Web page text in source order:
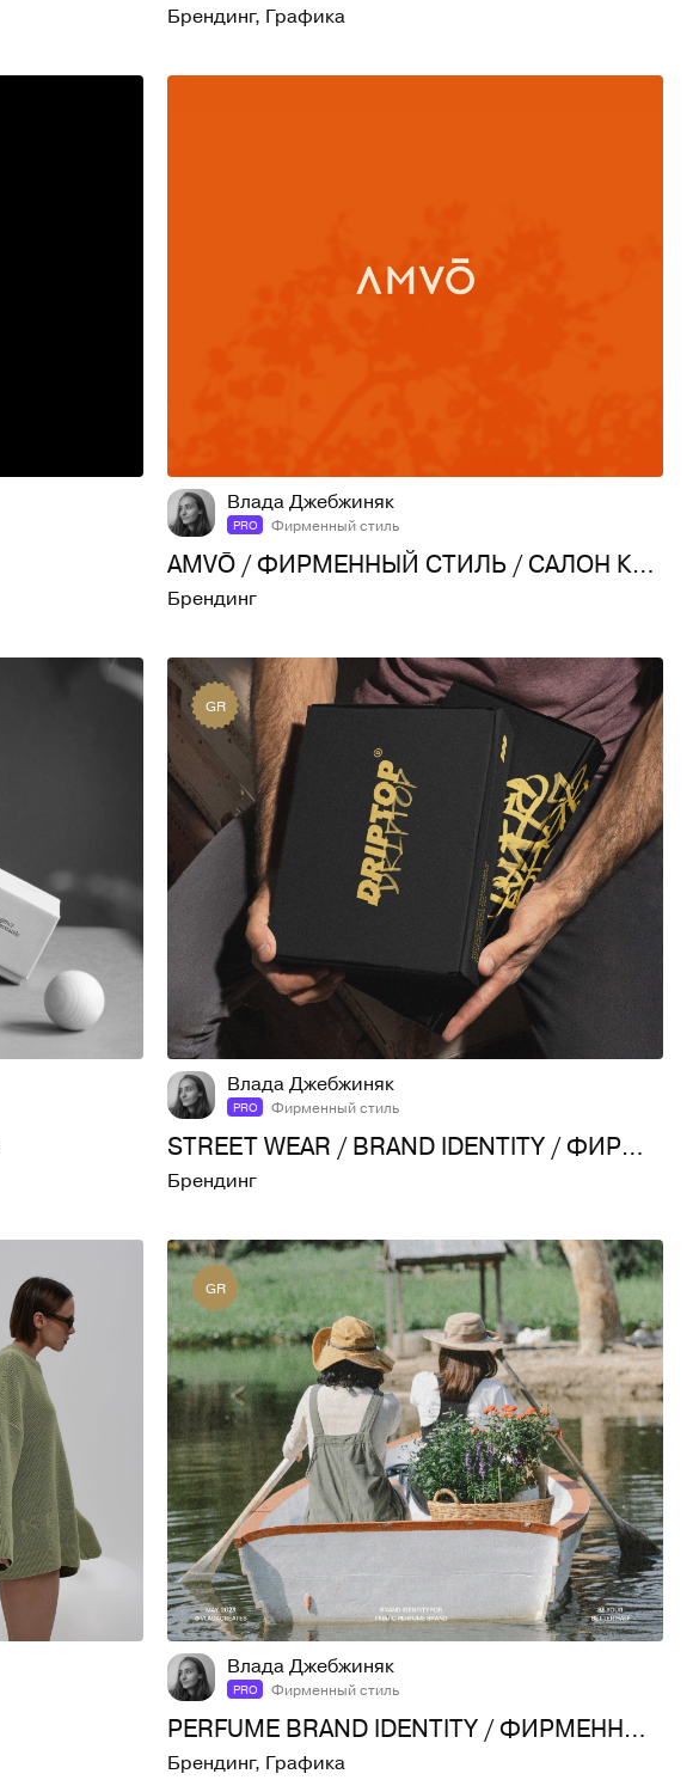
Брендинг, Графика
Влада Джебжиняк
PRO Фирменный стиль
AMVŌ / ФИРМЕННЫЙ СТИЛЬ / САЛОН КРАСОТЫ
Брендинг
81 767
GR
76
Влада Джебжиняк
PRO Фирменный стиль
STREET WEAR / BRAND IDENTITY / ФИРМЕННЫЙ СТИЛЬ
Брендинг
GR
115 1,9K
Влада Джебжиняк
PRO Фирменный стиль
PERFUME BRAND IDENTITY / ФИРМЕННЫЙ СТИЛЬ / КОСМЕТИКА
Брендинг, Графика